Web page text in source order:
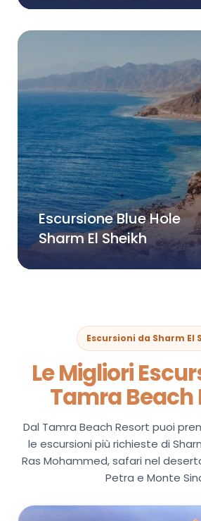
Escursione Blue Hole
Sharm El Sheikh
Escursioni da Sharm El
Le Migliori
Tamra Beach
Dal Tamra Beach Resort puoi
le escursioni più richieste di
Ras Mohammed, safari nel
Petra e Monte